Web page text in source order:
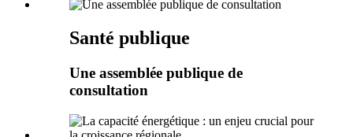
Santé publique
Une assemblée publique de
consultation